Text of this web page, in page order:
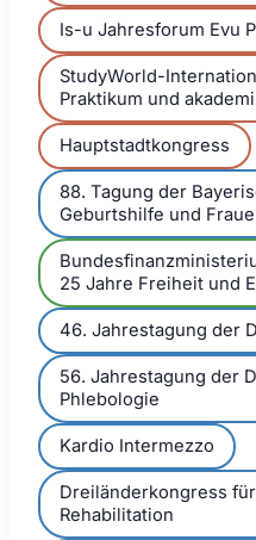
Is-u Jahresforum Evu
StudyWorld-
Praktikum und
Hauptstadtkongress
88. Tagung der
Geburtshilfe und
25 Jahre Freiheit und
46. Jahrestagung der
56. Jahrestagung der
Phlebologie
Kardio Intermezzo
Dreiländerkongress
Rehabilitation